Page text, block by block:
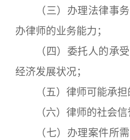
（三）办理法律事务
办律师的业务能力；
（四）委托人的承受
经济发展状况；
（五）律师可能承担
（六）律师的社会信
（七）办理案件所需